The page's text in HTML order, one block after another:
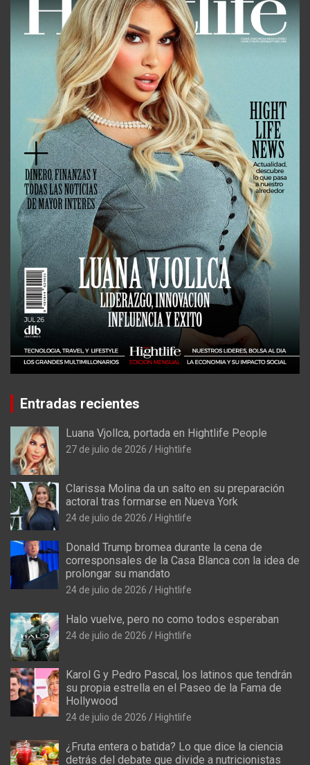
Entradas recientes
Luana Vjollca, portada en Hightlife People
27 de julio de 2026 Hightlife
Clarissa Molina da un salto en su preparación
actoral tras formarse en Nueva York
24 de julio de 2026 Hightlife
Donald Trump bromea durante la cena de
corresponsales de la Casa Blanca con la idea de
prolongar su mandato
24 de julio de 2026 Hightlife
Halo vuelve, pero no como todos esperaban
24 de julio de 2026 Hightlife
Karol G y Pedro Pascal, los latinos que tendrán
su propia estrella en el Paseo de la Fama de
Hollywood
24 de julio de 2026 Hightlife
¿Fruta entera o batida? Lo que dice la ciencia
detrás del debate que divide a nutricionistas